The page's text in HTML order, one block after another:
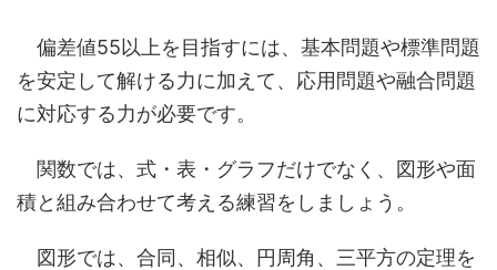
偏差値55以上を目指すには、基本問題や標準問題
を安定して解ける力に加えて、応用問題や融合問題
に対応する力が必要です。
関数では、式・表・グラフだけでなく、図形や面
積と組み合わせて考える練習をしましょう。
図形では、合同、相似、円周角、三平方の定理を